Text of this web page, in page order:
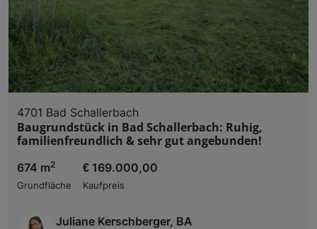
4701 Bad Schallerbach
Baugrundstück in Bad Schallerbach: Ruhig,
familienfreundlich & sehr gut angebunden!
674 m2
Grundfläche
€ 169.000,00
Kaufpreis
Juliane Kerschberger, BA